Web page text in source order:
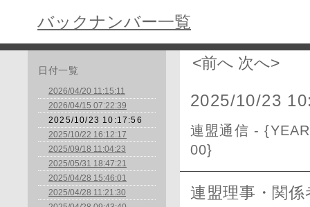
バックナンバー一覧
日付一覧
2026/04/20 11:15:11
2026/04/15 07:22:39
2025/10/23 10:17:56
2025/10/22 16:12:17
2025/09/18 11:04:23
2025/05/31 18:47:21
2025/04/28 15:46:01
2025/04/28 11:21:30
<前へ 次へ>
2025/10/23
連盟通信 -
00}
連盟理事・関